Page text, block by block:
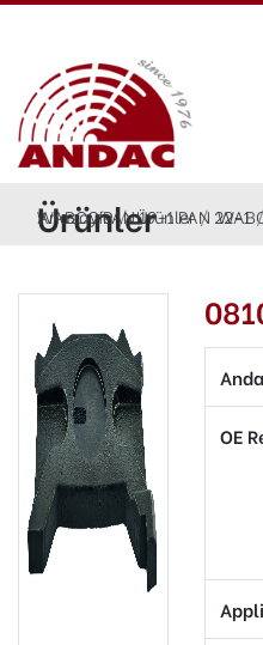
Ürünler
Anasayfa Ürünler
WABCO PAN 19-1 PAN 22-1
OE